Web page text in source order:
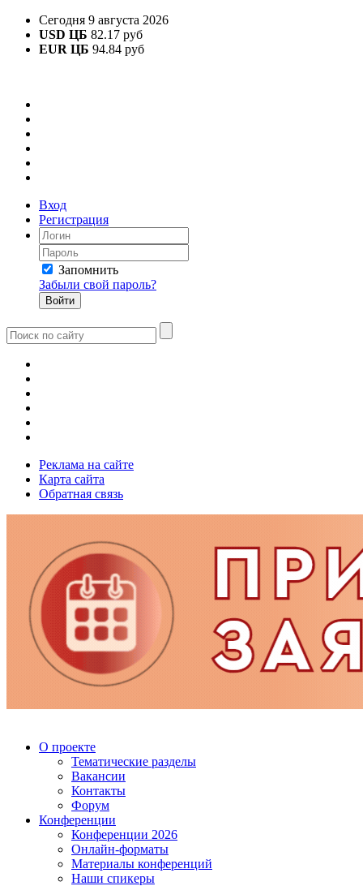
Сегодня 9 августа 2026
USD ЦБ 82.17 руб
EUR ЦБ 94.84 руб
Вход
Регистрация
Запомнить
Забыли свой пароль?
Реклама на сайте
Карта сайта
Обратная связь
О проекте
Тематические разделы
Вакансии
Контакты
Форум
Конференции
Конференции 2026
Онлайн-форматы
Материалы конференций
Наши спикеры